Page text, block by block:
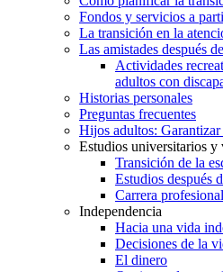
Fondos y servicios a
La transición en la
Las amistades después
Actividades
adultos con
Historias personales
Preguntas frecuentes
Hijos adultos:
Estudios universitarios y
Transición de la
Estudios después
Carrera profesional
Independencia
Hacia una vida
Decisiones de la
El dinero